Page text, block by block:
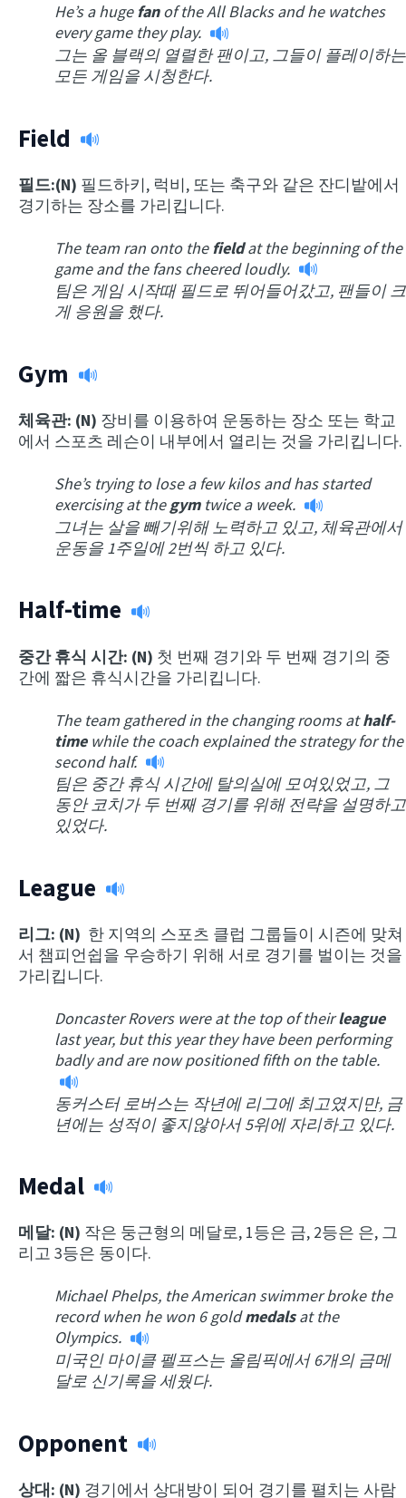
He’s a hugefanof the All Blacks and he watches
every game they play.
그는 올 블랙의 열렬한 팬이고, 그들이 플레이하는
모든 게임을 시청한다.
Field
필드:(N) 필드하키, 럭비, 또는 축구와 같은 잔디밭에서
경기하는 장소를 가리킵니다.
The team ran onto thefieldat the beginning of the
game and the fans cheered loudly.
팀은 게임 시작때 필드로 뛰어들어갔고, 팬들이 크
게 응원을 했다.
Gym
체육관: (N) 장비를 이용하여 운동하는 장소 또는 학교
에서 스포츠 레슨이 내부에서 열리는 것을 가리킵니다.
She’s trying to lose a few kilos and has started
exercising at thegymtwice a week.
그녀는 살을 빼기위해 노력하고 있고, 체육관에서
운동을 1주일에 2번씩 하고 있다.
Half-time
중간 휴식 시간: (N) 첫 번째 경기와 두 번째 경기의 중
간에 짧은 휴식시간을 가리킵니다.
The team gathered in the changing rooms athalf-
timewhile the coach explained the strategy for the
second half.
팀은 중간 휴식 시간에 탈의실에 모여있었고, 그
동안 코치가 두 번째 경기를 위해 전략을 설명하고
있었다.
League
리그: (N) 한 지역의 스포츠 클럽 그룹들이 시즌에 맞쳐
서 챔피언쉽을 우승하기 위해 서로 경기를 벌이는 것을
가리킵니다.
Doncaster Rovers were at the top of theirleague
last year, but this year they have been performing
badly and are now positioned fifth on the table.
동커스터 로버스는 작년에 리그에 최고였지만, 금
년에는 성적이 좋지않아서 5위에 자리하고 있다.
Medal
메달: (N) 작은 둥근형의 메달로, 1등은 금, 2등은 은, 그
리고 3등은 동이다.
Michael Phelps, the American swimmer broke the
record when he won 6 goldmedalsat the
Olympics.
미국인 마이클 펠프스는 올림픽에서 6개의 금메
달로 신기록을 세웠다.
Opponent
상대: (N) 경기에서 상대방이 되어 경기를 펼치는 사람